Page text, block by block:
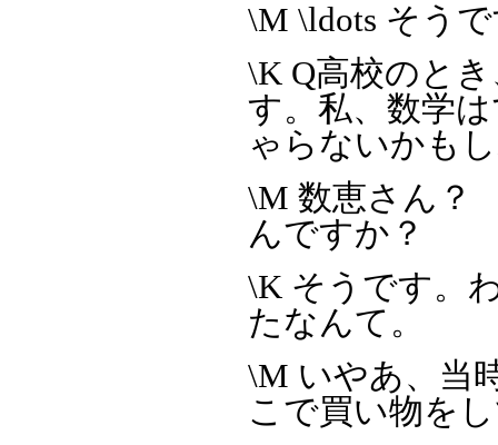
\M \ldots そう
\K Q高校のと
す。私、数学
ゃらないかも
\M 数恵さん？
んですか？
\K そうです。
たなんて。
\M いやあ、当
こで買い物を